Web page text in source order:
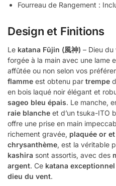
Fourreau de Rangement :
Design et Finitions
Le katana Fūjin (風神) – Dieu
forgée à la main avec une lame
affûtée ou non selon vos
flamme est obtenu par trempe
en bois laqué noir élégant et
sageo bleu épais. Le manche,
raie blanche et d’un tsuka-ITO
offre une prise en main
richement gravée, plaquée or
chrysanthème, est la véritable
kashira sont assortis, avec des
argent. Ce katana exceptionnel
dieu du vent.